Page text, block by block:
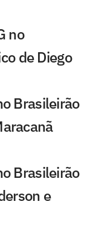
no
de Diego
Brasileirão
Brasileirão
e